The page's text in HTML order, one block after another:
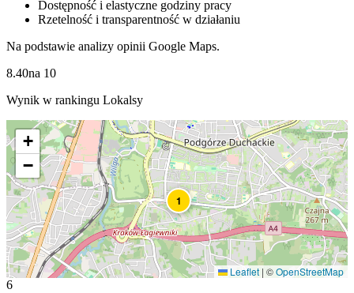
Dostępność i elastyczne godziny pracy
Rzetelność i transparentność w działaniu
Na podstawie analizy opinii Google Maps.
8.40na 10
Wynik w rankingu Lokalsy
1
+
−
Leaflet | ©OpenStreetMap
6